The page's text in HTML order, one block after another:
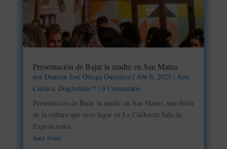
Presentación de Bajar la madre en San Mateo
por Damián José Ortega Gutiérrez| Abr 6, 2025 | Arte,
Cultura, DogArtéate!! | 0 Comentario
Presentación de Bajar la madre en San Mateo, una fiesta
de la cultura que tuvo lugar en La Caldereta Sala de
Exposiciones.
leer más